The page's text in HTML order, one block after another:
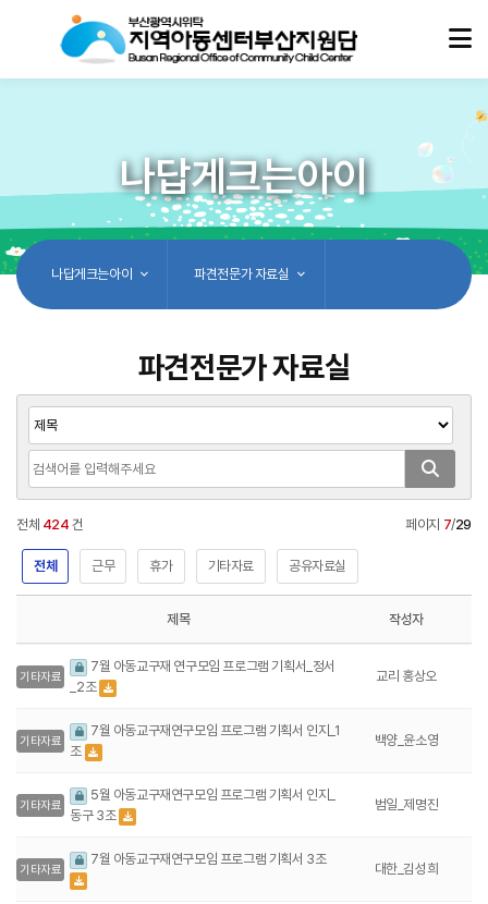
나답게크는아이
나답게크는아이 파견전문가 자료실
파견전문가 자료실
전체 424 건 페이지 7/29
전체 근무 휴가 기타자료 공유자료실
제목 작성자
기타자료
7월 아동교구재 연구모임 프로그램 기획서_정서
_2조
교리 홍상오
기타자료
7월 아동교구재연구모임 프로그램 기획서 인지_1
조
백양_윤소영
기타자료
5월 아동교구재연구모임 프로그램 기획서 인지_
동구 3조
범일_제명진
기타자료
7월 아동교구재연구모임 프로그램 기획서 3조
대한_김성희